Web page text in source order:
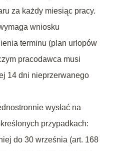
za każdy miesiąc pracy.
wniosku
terminu (plan urlopów
pracodawca musi
14 dni nieprzerwanego
wysłać na
przypadkach:
do 30 września (art. 168